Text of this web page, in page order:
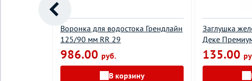
Воронка для водостока Грендлайн
125/90 мм RR 29
986.00 руб.
В корзину
Заглушка
Деке
135.00